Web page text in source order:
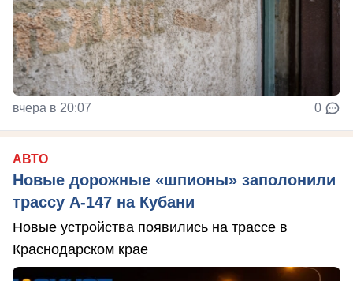
вчера в 20:07 0
АВТО
Новые дорожные «шпионы» заполонили
трассу А-147 на Кубани
Новые устройства появились на трассе в
Краснодарском крае